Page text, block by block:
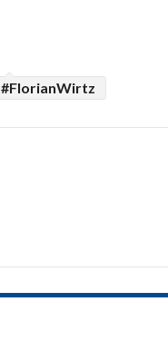
#FlorianWirtz